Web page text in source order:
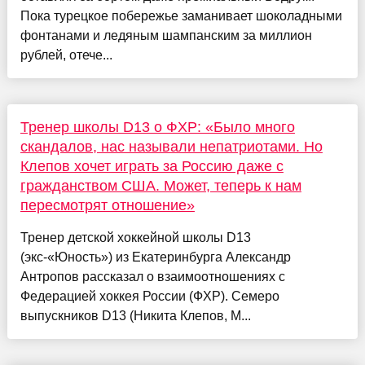
Пока турецкое побережье заманивает шоколадными
фонтанами и ледяным шампанским за миллион
рублей, отече...
Тренер школы D13 о ФХР: «Было много
скандалов, нас называли непатриотами. Но
Клепов хочет играть за Россию даже с
гражданством США. Может, теперь к нам
пересмотрят отношение»
Тренер детской хоккейной школы D13
(экс-«Юность») из Екатеринбурга Александр
Антропов рассказал о взаимоотношениях с
Федерацией хоккея России (ФХР). Семеро
выпускников D13 (Никита Клепов, М...